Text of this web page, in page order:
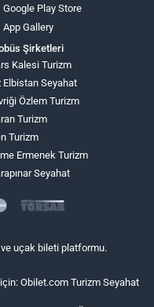
Google Play Store
App Gallery
Şirketleri
Kalesi Turizm
Elbistan Seyahat
Özlem Turizm
Turizm
Turizm
Ermenek Turizm
Seyahat
uçak bileti platformu.
Obilet.com Turizm Seyahat